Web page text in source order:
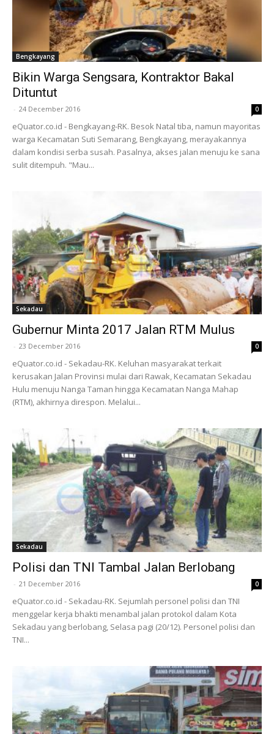
Bengkayang
Bikin Warga Sengsara, Kontraktor Bakal
Dituntut
- 24 December 2016 0
eQuator.co.id - Bengkayang-RK. Besok Natal tiba, namun mayoritas
warga Kecamatan Suti Semarang, Bengkayang, merayakannya
dalam kondisi serba susah. Pasalnya, akses jalan menuju ke sana
sulit ditempuh. "Mau...
Sekadau
Gubernur Minta 2017 Jalan RTM Mulus
- 23 December 2016 0
eQuator.co.id - Sekadau-RK. Keluhan masyarakat terkait
kerusakan Jalan Provinsi mulai dari Rawak, Kecamatan Sekadau
Hulu menuju Nanga Taman hingga Kecamatan Nanga Mahap
(RTM), akhirnya direspon. Melalui...
Sekadau
Polisi dan TNI Tambal Jalan Berlobang
- 21 December 2016 0
eQuator.co.id - Sekadau-RK. Sejumlah personel polisi dan TNI
menggelar kerja bhakti menambal jalan protokol dalam Kota
Sekadau yang berlobang, Selasa pagi (20/12). Personel polisi dan
TNI...